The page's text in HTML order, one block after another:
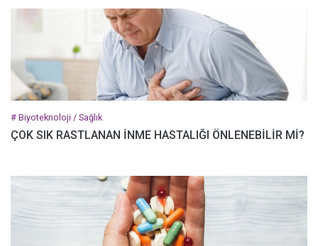
# Biyoteknoloji / Sağlık
ÇOK SIK RASTLANAN İNME HASTALIĞI ÖNLENEBİLİR Mİ?